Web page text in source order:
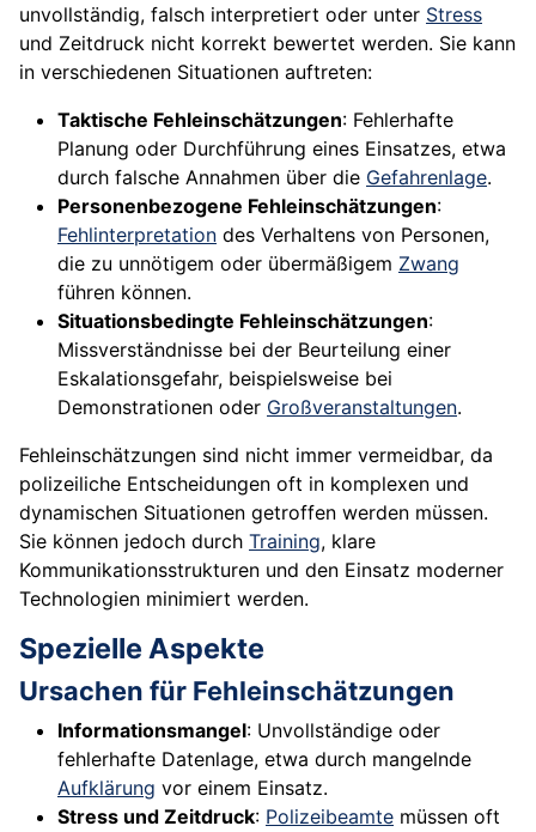
unvollständig, falsch interpretiert oder unter Stress
und Zeitdruck nicht korrekt bewertet werden. Sie kann
in verschiedenen Situationen auftreten:
Taktische Fehleinschätzungen: Fehlerhafte
Planung oder Durchführung eines Einsatzes, etwa
durch falsche Annahmen über die Gefahrenlage.
Personenbezogene Fehleinschätzungen:
Fehlinterpretation des Verhaltens von Personen,
die zu unnötigem oder übermäßigem Zwang
führen können.
Situationsbedingte Fehleinschätzungen:
Missverständnisse bei der Beurteilung einer
Eskalationsgefahr, beispielsweise bei
Demonstrationen oder Großveranstaltungen.
Fehleinschätzungen sind nicht immer vermeidbar, da
polizeiliche Entscheidungen oft in komplexen und
dynamischen Situationen getroffen werden müssen.
Sie können jedoch durch Training, klare
Kommunikationsstrukturen und den Einsatz moderner
Technologien minimiert werden.
Spezielle Aspekte
Ursachen für Fehleinschätzungen
Informationsmangel: Unvollständige oder
fehlerhafte Datenlage, etwa durch mangelnde
Aufklärung vor einem Einsatz.
Stress und Zeitdruck: Polizeibeamte müssen oft